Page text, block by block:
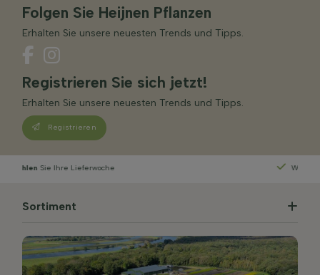
Folgen Sie Heijnen Pflanzen
Erhalten Sie unsere neuesten Trends und Tipps.
Registrieren Sie sich jetzt!
Erhalten Sie unsere neuesten Trends und Tipps.
Registrieren
Sortiment